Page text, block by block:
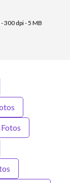
300 dpi - 5 MB